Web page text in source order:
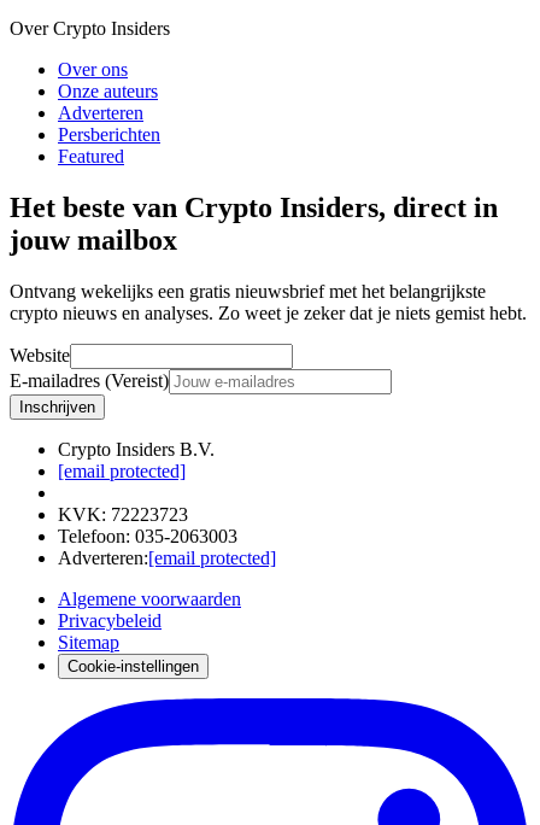
Over Crypto Insiders
Over ons
Onze auteurs
Adverteren
Persberichten
Featured
Het beste van Crypto Insiders, direct in
jouw mailbox
Ontvang wekelijks een gratis nieuwsbrief met het belangrijkste
crypto nieuws en analyses. Zo weet je zeker dat je niets gemist hebt.
Website
E-mailadres (Vereist)
Inschrijven
Crypto Insiders B.V.
[email protected]
KVK: 72223723
Telefoon: 035-2063003
Adverteren:[email protected]
Algemene voorwaarden
Privacybeleid
Sitemap
Cookie-instellingen